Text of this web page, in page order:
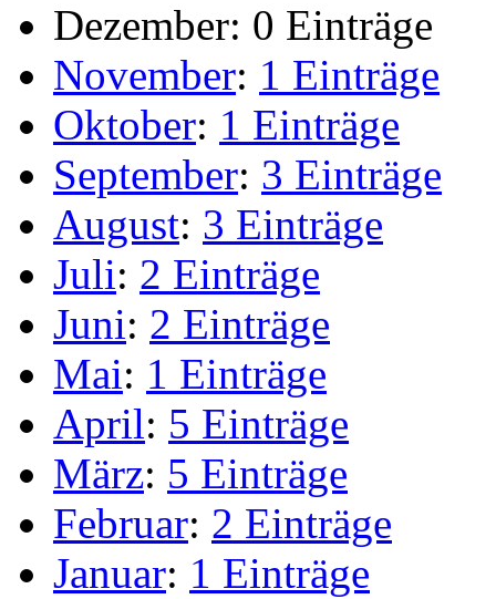
Dezember: 0 Einträge
November: 1 Einträge
Oktober: 1 Einträge
September: 3 Einträge
August: 3 Einträge
Juli: 2 Einträge
Juni: 2 Einträge
Mai: 1 Einträge
April: 5 Einträge
März: 5 Einträge
Februar: 2 Einträge
Januar: 1 Einträge